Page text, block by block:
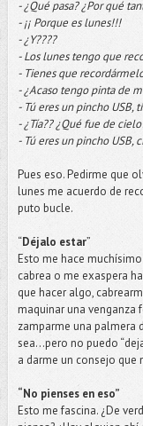
- ¿Qué pasa? ¿Por qué
- ¡¡ Porque es lunes!!!
- ¿Y????
- Los lunes tengo que
- Tienes que
- ¿Acaso tengo pinta de
- Tú eres un pincho USB,
- ¿Tía?? ¿Qué fue de
- Tú eres un pincho USB,
Pues eso. Pedirme que
lunes me acuerdo de
puto bucle.
“Déjalo estar”
Esto me hace
cabrea o me exaspera
que hacer algo,
maquinar una venganza
zamparme una palmera
sea…pero no puedo
a darme un consejo
“No pienses en eso”
Esto me fascina. ¿De